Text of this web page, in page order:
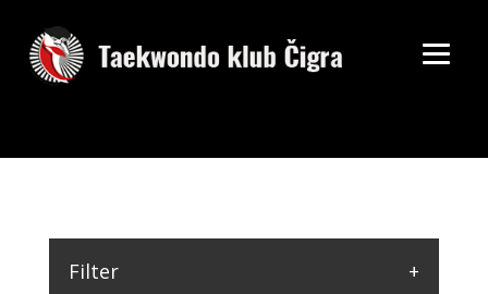
Filter